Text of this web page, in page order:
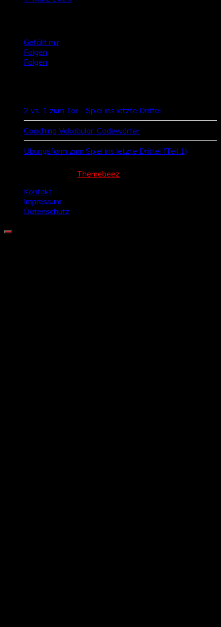
Gefällt mir
Folgen
Folgen
2 vs. 1 zum Tor – Spiel ins letzte Drittel
Coaching Vokabular: Codewörter
Übungsform zum Spiel ins letzte Drittel (Teil 1)
Themebeez
Kontakt
Impressum
Datenschutz